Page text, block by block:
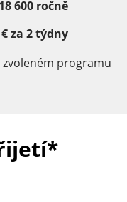
600 ročně
za 2 týdny
zvoleném programu